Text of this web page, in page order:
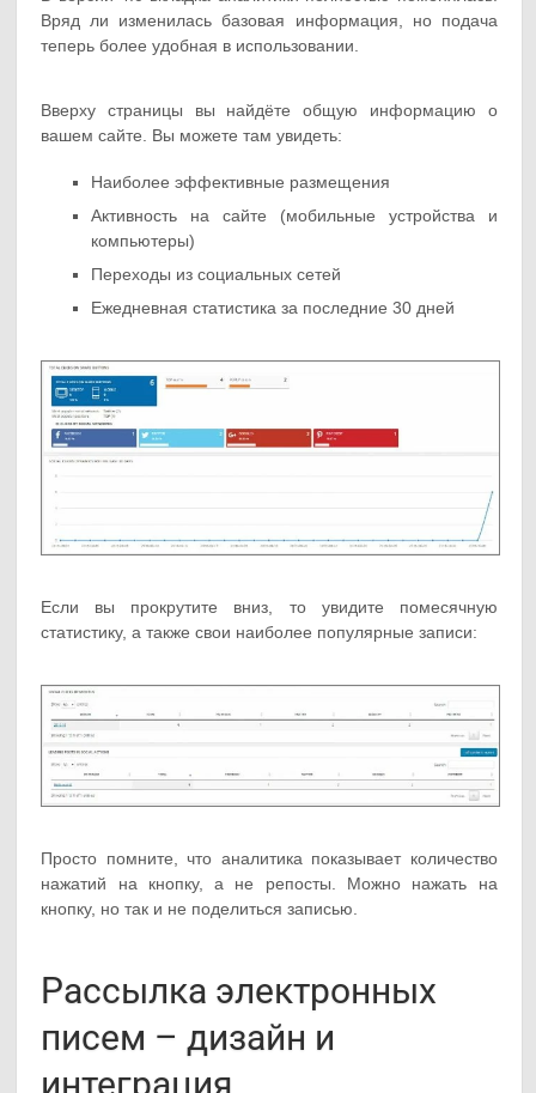
Вряд ли изменилась базовая информация, но подача
теперь более удобная в использовании.
Вверху страницы вы найдёте общую информацию о
вашем сайте. Вы можете там увидеть:
Наиболее эффективные размещения
Активность на сайте (мобильные устройства и
компьютеры)
Переходы из социальных сетей
Ежедневная статистика за последние 30 дней
Если вы прокрутите вниз, то увидите помесячную
статистику, а также свои наиболее популярные записи:
Просто помните, что аналитика показывает количество
нажатий на кнопку, а не репосты. Можно нажать на
кнопку, но так и не поделиться записью.
Рассылка электронных
писем – дизайн и
интеграция